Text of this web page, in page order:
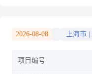
2026-08-08 上海市
项目编号